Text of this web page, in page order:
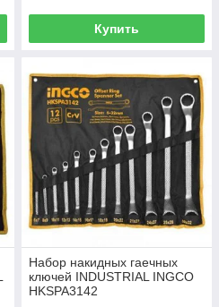
Купить
Набор накидных гаечных
ключей INDUSTRIAL INGCO
HKSPA3142